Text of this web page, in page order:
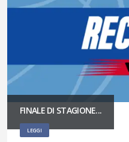
FINALE DI STAGIONE...
LEGGI